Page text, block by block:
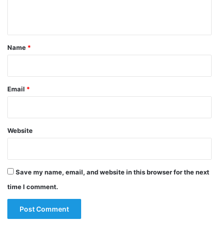
*
Name *
Email *
Website
Save my name, email, and website in this browser for the next
time I comment.